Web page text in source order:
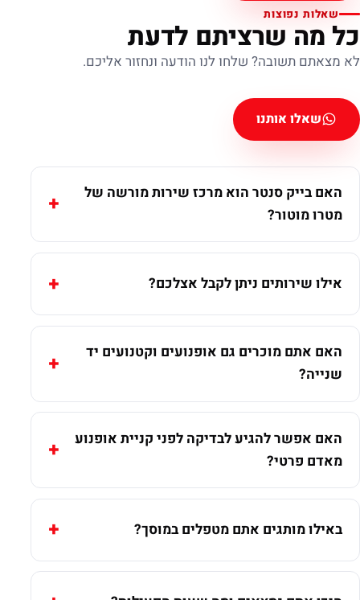
שאלות נפוצות
כל מה שרציתם לדעת
לא מצאתם תשובה? שלחו לנו הודעה ונחזור אליכם.
שאלו אותנו
האם בייק סנטר הוא מרכז שירות מורשה של
מטרו מוטור?
אילו שירותים ניתן לקבל אצלכם?
האם אתם מוכרים גם אופנועים וקטנועים יד
שנייה?
האם אפשר להגיע לבדיקה לפני קניית אופנוע
מאדם פרטי?
באילו מותגים אתם מטפלים במוסך?